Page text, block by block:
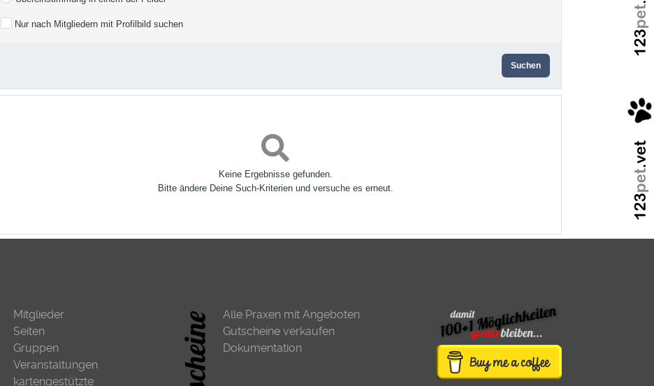
Nur nach Mitgliedern mit Profilbild suchen
Suchen
Keine Ergebnisse gefunden.
Bitte ändere Deine Such-Kriterien und versuche es erneut.
Mitglieder
Seiten
Gruppen
Veranstaltungen
kartengestützte
Alle Praxen mit Angeboten
Gutscheine verkaufen
Dokumentation